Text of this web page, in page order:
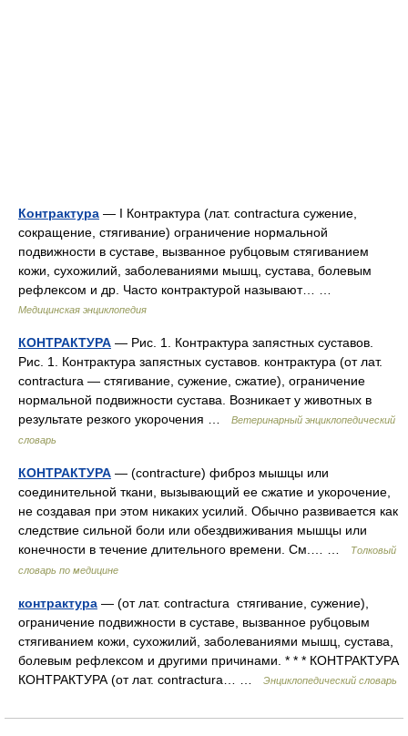
Контрактура — I Контрактура (лат. contractura сужение,
сокращение, стягивание) ограничение нормальной
подвижности в суставе, вызванное рубцовым стягиванием
кожи, сухожилий, заболеваниями мышц, сустава, болевым
рефлексом и др. Часто контрактурой называют… …
Медицинская энциклопедия
КОНТРАКТУРА — Рис. 1. Контрактура запястных суставов.
Рис. 1. Контрактура запястных суставов. контрактура (от лат.
contractura — стягивание, сужение, сжатие), ограничение
нормальной подвижности сустава. Возникает у животных в
результате резкого укорочения …
Ветеринарный энциклопедический
словарь
КОНТРАКТУРА — (contracture) фиброз мышцы или
соединительной ткани, вызывающий ее сжатие и укорочение,
не создавая при этом никаких усилий. Обычно развивается как
следствие сильной боли или обездвиживания мышцы или
конечности в течение длительного времени. См.… …
Толковый
словарь по медицине
контрактура — (от лат. contractura стягивание, сужение),
ограничение подвижности в суставе, вызванное рубцовым
стягиванием кожи, сухожилий, заболеваниями мышц, сустава,
болевым рефлексом и другими причинами. * * * КОНТРАКТУРА
КОНТРАКТУРА (от лат. contractura… …
Энциклопедический словарь